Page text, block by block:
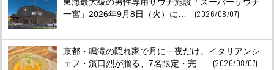
東海最大級の男性専用サウナ施設「スーパーサウナ
一宮」2026年9月8日（⽕）に…
(2026/08/07)
京都・鳴滝の隠れ家で月に一夜だけ。イタリアンシ
ェフ・濱口烈が贈る、7名限定・完…
(2026/08/07)